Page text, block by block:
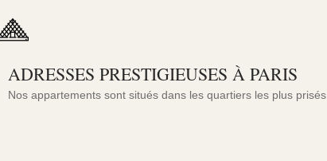
ADRESSES PRESTIGIEUSES À PARIS
Nos appartements sont situés dans les quartiers les plus prisés.